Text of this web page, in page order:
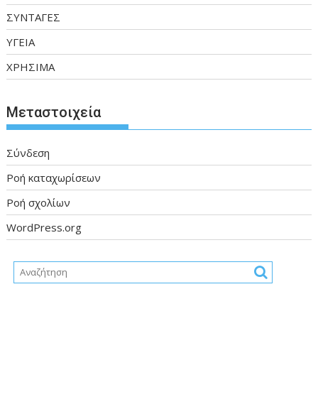
ΣΥΝΤΑΓΕΣ
ΥΓΕΙΑ
ΧΡΗΣΙΜΑ
Μεταστοιχεία
Σύνδεση
Ροή καταχωρίσεων
Ροή σχολίων
WordPress.org